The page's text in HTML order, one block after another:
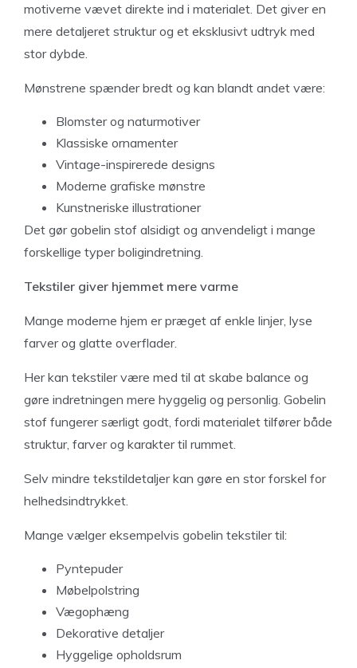
motiverne vævet direkte ind i materialet. Det giver en
mere detaljeret struktur og et eksklusivt udtryk med
stor dybde.
Mønstrene spænder bredt og kan blandt andet være:
Blomster og naturmotiver
Klassiske ornamenter
Vintage-inspirerede designs
Moderne grafiske mønstre
Kunstneriske illustrationer
Det gør gobelin stof alsidigt og anvendeligt i mange
forskellige typer boligindretning.
Tekstiler giver hjemmet mere varme
Mange moderne hjem er præget af enkle linjer, lyse
farver og glatte overflader.
Her kan tekstiler være med til at skabe balance og
gøre indretningen mere hyggelig og personlig. Gobelin
stof fungerer særligt godt, fordi materialet tilfører både
struktur, farver og karakter til rummet.
Selv mindre tekstildetaljer kan gøre en stor forskel for
helhedsindtrykket.
Mange vælger eksempelvis gobelin tekstiler til:
Pyntepuder
Møbelpolstring
Vægophæng
Dekorative detaljer
Hyggelige opholdsrum